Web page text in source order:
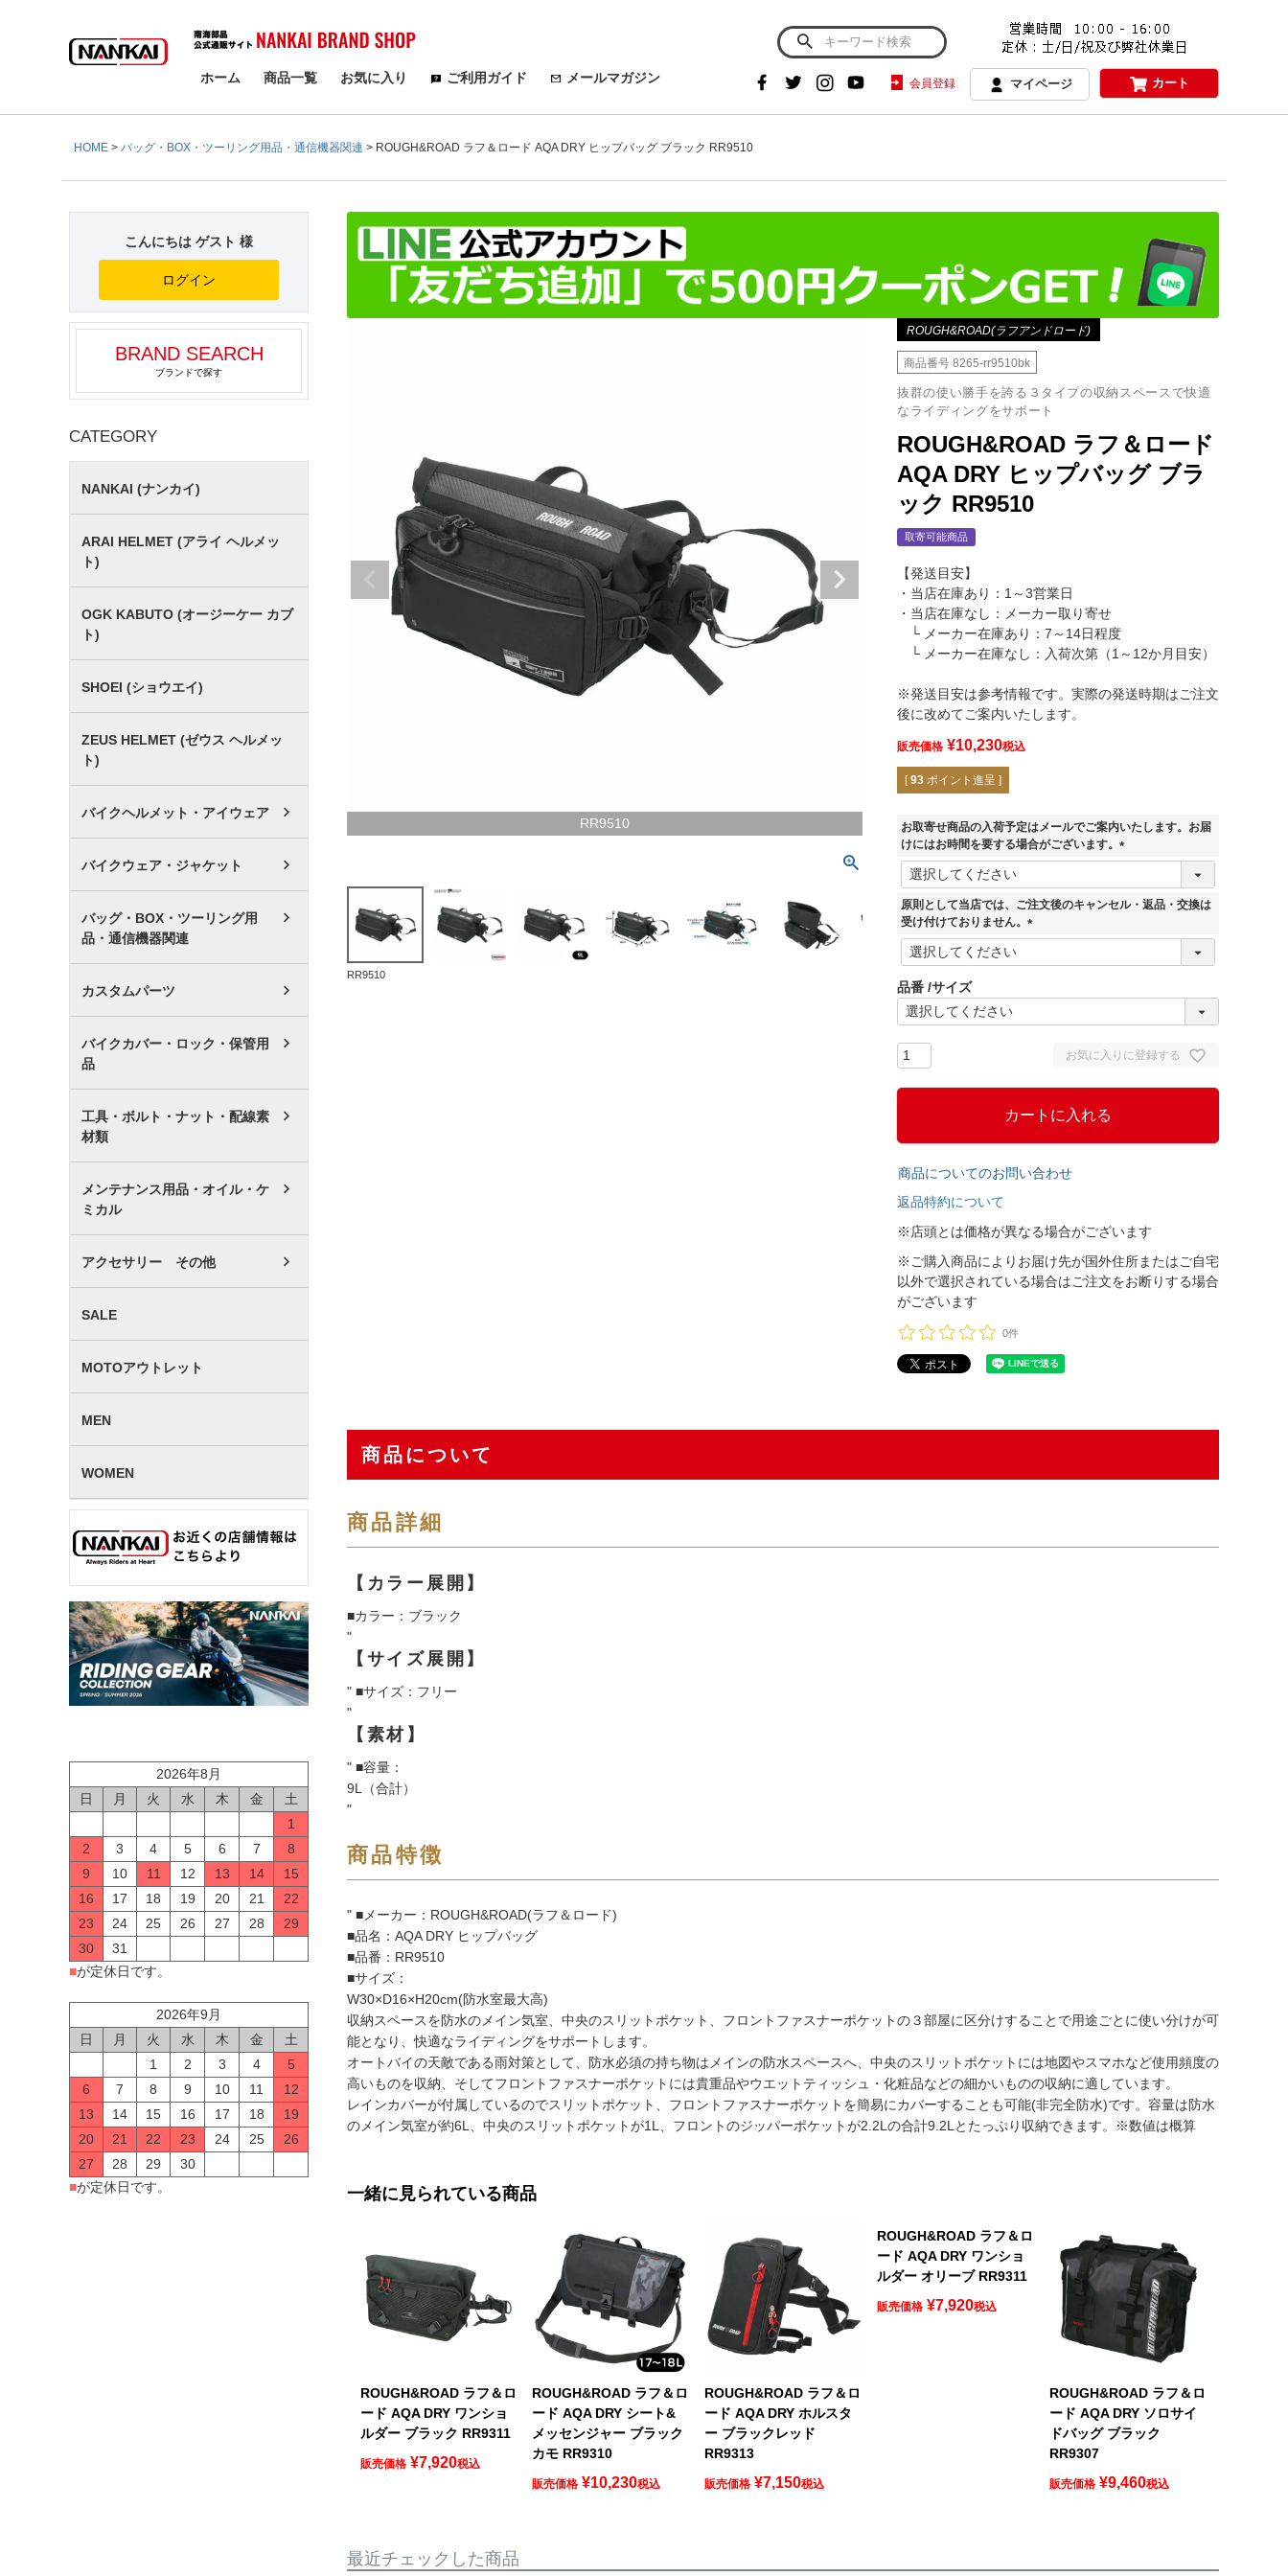
検索
ホーム 商品一覧 お気に入り ご利用ガイド メールマガジン 会員登録 マイページ カート
HOME バッグ・BOX・ツーリング用品・通信機器関連 ROUGH&ROAD ラフ＆ロード AQA DRY ヒップバッグ ブラック RR9510
こんにちは ゲスト 様
ログイン
BRAND SEARCH
ブランドで探す
CATEGORY
NANKAI (ナンカイ)
ARAI HELMET (アライ ヘルメッ
ト)
OGK KABUTO (オージーケー カブ
ト)
SHOEI (ショウエイ)
ZEUS HELMET (ゼウス ヘルメッ
ト)
バイクヘルメット・アイウェア
バイクウェア・ジャケット
バッグ・BOX・ツーリング用
品・通信機器関連
カスタムパーツ
バイクカバー・ロック・保管用
品
工具・ボルト・ナット・配線素
材類
メンテナンス用品・オイル・ケ
ミカル
アクセサリー その他
SALE
MOTOアウトレット
MEN
WOMEN
2026年8月
日
月 火 水 木 金
土
1
2
3 4 5 6 7
8
9
10 11 12 13 14
15
16
17 18 19 20 21
22
23
24 25 26 27 28
29
30
31
■が定休日です。
2026年9月
日
月 火 水 木 金
土
1
2 3 4
5
6
7 8 9 10 11
12
13
14 15 16 17 18
19
20
21 22 23 24 25
26
27
28 29
30
■が定休日です。
RR9510
RR9510
ROUGH&ROAD(ラフアンドロード)
商品番号 8265-rr9510bk
抜群の使い勝手を誇る３タイプの収納スペースで快適
なライディングをサポート
ROUGH&ROAD ラフ＆ロード
AQA DRY ヒップバッグ ブラ
ック RR9510
取寄可能商品
【発送目安】
・当店在庫あり：1～3営業日
・当店在庫なし：メーカー取り寄せ
└ メーカー在庫あり：7～14日程度
└ メーカー在庫なし：入荷次第（1～12か月目安）
※発送目安は参考情報です。実際の発送時期はご注文
後に改めてご案内いたします。
販売価格 ¥10,230税込
[ 93 ポイント進呈 ]
お取寄せ商品の入荷予定はメールでご案内いたします。お届
けにはお時間を要する場合がございます。
(
須
原則として当店では、ご注文後のキャンセル・返品・交換は
受け付けておりません。
(
)
品番 サイズ
お気に入りに登録する
カートに入れる
商品についてのお問い合わせ
返品特約について
※店頭とは価格が異なる場合がございます
※ご購入商品によりお届け先が国外住所またはご自宅
以外で選択されている場合はご注文をお断りする場合
がございます
0件
商品について
商品詳細
【カラー展開】
■カラー：ブラック
"
【サイズ展開】
" ■サイズ：フリー
"
【素材】
" ■容量：
9L（合計）
"
商品特徴
" ■メーカー：ROUGH&ROAD(ラフ＆ロード)
■品名：AQA DRY ヒップバッグ
■品番：RR9510
■サイズ：
W30×D16×H20cm(防水室最大高)
収納スペースを防水のメイン気室、中央のスリットポケット、フロントファスナーポケットの３部屋に区分けすることで用途ごとに使い分けが可
能となり、快適なライディングをサポートします。
オートバイの天敵である雨対策として、防水必須の持ち物はメインの防水スペースへ、中央のスリットポケットには地図やスマホなど使用頻度の
高いものを収納、そしてフロントファスナーポケットには貴重品やウエットティッシュ・化粧品などの細かいものの収納に適しています。
レインカバーが付属しているのでスリットポケット、フロントファスナーポケットを簡易にカバーすることも可能(非完全防水)です。容量は防水
のメイン気室が約6L、中央のスリットポケットが1L、フロントのジッパーポケットが2.2Lの合計9.2Lとたっぷり収納できます。※数値は概算
一緒に見られている商品
ROUGH&ROAD ラフ＆ロ
ード AQA DRY ワンショ
ルダー ブラック RR9311
販売価格 ¥7,920税込
ROUGH&ROAD ラフ＆ロ
ード AQA DRY シート&
メッセンジャー ブラック
カモ RR9310
販売価格 ¥10,230税込
ROUGH&ROAD ラフ＆ロ
ード AQA DRY ホルスタ
ー ブラックレッド
RR9313
販売価格 ¥7,150税込
ROUGH&ROAD ラフ＆ロ
ード AQA DRY ワンショ
ルダー オリーブ RR9311
販売価格 ¥7,920税込
ROUGH&ROAD ラフ＆ロ
ード AQA DRY ソロサイ
ドバッグ ブラック
RR9307
販売価格 ¥9,460税込
最近チェックした商品